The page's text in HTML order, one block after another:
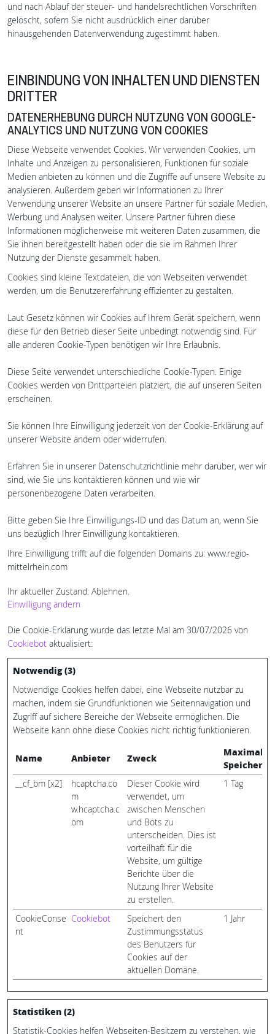
und nach Ablauf der steuer- und handelsrechtlichen Vorschriften
gelöscht, sofern Sie nicht ausdrücklich einer darüber
hinausgehenden Datenverwendung zugestimmt haben.
EINBINDUNG VON INHALTEN UND DIENSTEN
DRITTER
DATENERHEBUNG DURCH NUTZUNG VON GOOGLE-
ANALYTICS UND NUTZUNG VON COOKIES
Diese Webseite verwendet Cookies. Wir verwenden Cookies, um
Inhalte und Anzeigen zu personalisieren, Funktionen für soziale
Medien anbieten zu können und die Zugriffe auf unsere Website zu
analysieren. Außerdem geben wir Informationen zu Ihrer
Verwendung unserer Website an unsere Partner für soziale Medien,
Werbung und Analysen weiter. Unsere Partner führen diese
Informationen möglicherweise mit weiteren Daten zusammen, die
Sie ihnen bereitgestellt haben oder die sie im Rahmen Ihrer
Nutzung der Dienste gesammelt haben.
Cookies sind kleine Textdateien, die von Webseiten verwendet
werden, um die Benutzererfahrung effizienter zu gestalten.
Laut Gesetz können wir Cookies auf Ihrem Gerät speichern, wenn
diese für den Betrieb dieser Seite unbedingt notwendig sind. Für
alle anderen Cookie-Typen benötigen wir Ihre Erlaubnis.
Diese Seite verwendet unterschiedliche Cookie-Typen. Einige
Cookies werden von Drittparteien platziert, die auf unseren Seiten
erscheinen.
Sie können Ihre Einwilligung jederzeit von der Cookie-Erklärung auf
unserer Website ändern oder widerrufen.
Erfahren Sie in unserer Datenschutzrichtlinie mehr darüber, wer wir
sind, wie Sie uns kontaktieren können und wie wir
personenbezogene Daten verarbeiten.
Bitte geben Sie Ihre Einwilligungs-ID und das Datum an, wenn Sie
uns bezüglich Ihrer Einwilligung kontaktieren.
Ihre Einwilligung trifft auf die folgenden Domains zu: www.regio-
mittelrhein.com
Ihr aktueller Zustand: Ablehnen.
Einwilligung ändern
Die Cookie-Erklärung wurde das letzte Mal am 30/07/2026 von
Cookiebot aktualisiert:
Notwendig (3)
Notwendige Cookies helfen dabei, eine Webseite nutzbar zu
machen, indem sie Grundfunktionen wie Seitennavigation und
Zugriff auf sichere Bereiche der Webseite ermöglichen. Die
Webseite kann ohne diese Cookies nicht richtig funktionieren.
Name Anbieter Zweck
Maximale
__cf_bm [x2]
hcaptcha.co
m
w.hcaptcha.c
om
Dieser Cookie wird
verwendet, um
zwischen Menschen
und Bots zu
unterscheiden. Dies ist
vorteilhaft für die
Website, um gültige
Berichte über die
Nutzung Ihrer Website
zu erstellen.
1 Tag
CookieConse
nt
Cookiebot
Speichert den
Zustimmungsstatus
des Benutzers für
Cookies auf der
aktuellen Domäne.
1 Jahr
Statistiken (2)
Statistik-Cookies helfen Webseiten-Besitzern zu verstehen, wie